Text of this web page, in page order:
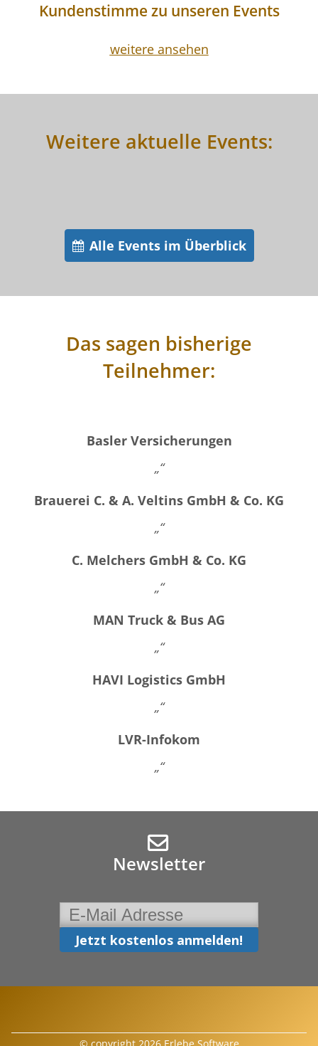
Kundenstimme zu unseren Events
weitere ansehen
Weitere aktuelle Events:
Alle Events im Überblick
Das sagen bisherige
Teilnehmer:
Basler Versicherungen
„“
Brauerei C. & A. Veltins GmbH & Co. KG
„“
C. Melchers GmbH & Co. KG
„“
MAN Truck & Bus AG
„“
HAVI Logistics GmbH
„“
LVR-Infokom
„“
Newsletter